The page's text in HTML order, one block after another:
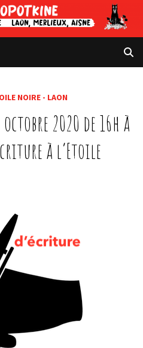
NOIRE - LAON
2020 de 16h à
à l’Etoile